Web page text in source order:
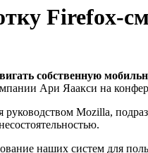
Firefox-
собственную
Ари Яаакси на
руководством Mozilla,
наших систем для